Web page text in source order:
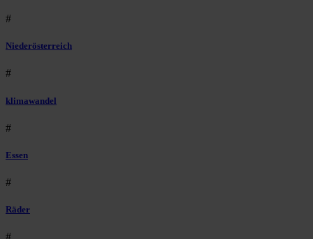
#
Niederösterreich
#
klimawandel
#
Essen
#
Räder